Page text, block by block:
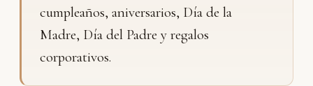
cumpleaños, aniversarios, Día de la
Madre, Día del Padre y regalos
corporativos.